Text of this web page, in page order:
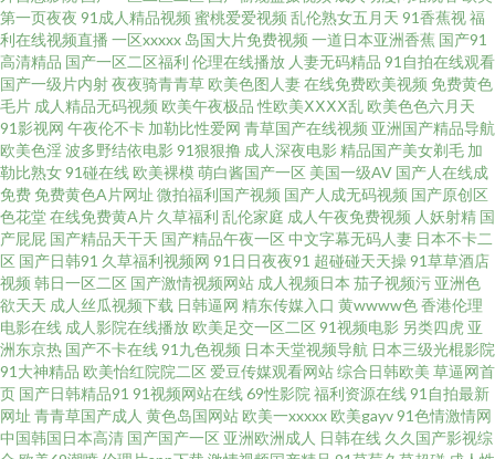
青草 国产亚洲欧美日朝成人 久久99精品视频 久久超碰福利 国产在线啪啪 超
碰在线搞99 91国内在线观看 午夜男福利Av 美女白絲18禁 国产一级九九久久
91网站永久免费看视频 新国产久久 久久成人欧美 92看看福利视频 91绯色视
频系列 亚洲色图28p 亚洲偷牌自拍 人人c人爽 欧美日在线 久久999 成人午夜
福利视频网 岛国AV一本道加勒比 91在线观看视频网站 91综合精品 91超在线
视频 亚洲色午夜 欧美性爱主站 老女人综合网 岛国AV一本道加勒比 东京热福
利电影在线 91国产精品传媒电影 91av国产在线播放 日韩最新AV 婷婷成人综
合网 少妇人妻一二三区 日韩精品自拍1 国产成人日本在线视频 后入丰满少妇
超碰人人人91 人妖自慰网站 黑丝美女 国产夫妻自拍A片 国产久久伊人精品在
第一页夜夜 91成人精品视频 蜜桃爱爱视频 乱伦熟女五月天 91香蕉视福
利在线视频直播 一区xxxxx 岛国大片免费视频 一道日本亚洲香蕉 国产91
高清精品 国产一区二区福利 伦理在线播放 人妻无码精品 91自拍在线观看
国产一级片内射夜夜骑青青草 欧美色图人妻在线免费欧美视频 免费黄色
毛片 成人精品无码视频 欧美午夜极品 性欧美ⅩⅩⅩⅩ乱 欧美色色六月天
91影视网 午夜伦不卡 加勒比性爱网 青草国产在线视频 亚洲国产精品导航
欧美色淫波多野结依电影 91狠狠撸 成人深夜电影 精品国产美女剃毛 加
勒比熟女91碰在线 欧美裸模 萌白酱国产一区 美国一级AV 国产人在线成
免费 免费黄色A片网址 微拍福利国产视频 国产人成无码视频 国产原创区
色花堂在线免费黄A片 久草福利 乱伦家庭 成人午夜免费视频 人妖射精 国
产屁屁 国产精品天干天 国产精品午夜一区 中文字幕无码人妻 日本不卡二
区 国产日韩91 久草福利视频网 91日日夜夜91 超碰碰天天操91草草酒店
视频 韩日一区二区 国产激情视频网站 成人视频日本 茄子视频污 亚洲色
欲天天 成人丝瓜视频下载 日韩逼网 精东传媒入口 黄wwww色香港伦理
电影在线 成人影院在线播放 欧美足交一区二区 91视频电影 另类四虎 亚
洲东京热 国产不卡在线91九色视频 日本天堂视频导航 日本三级光棍影院
91大神精品 欧美怡红院院二区 爱豆传媒观看网站综合日韩欧美 草逼网首
页 国产日韩精品91 91视频网站在线69性影院 福利资源在线91自拍最新
网址 青青草国产成人 黄色岛国网站 欧美一xxxxx 欧美gayv91色情激情网
中国韩国日本高清 国产国产一区 亚洲欧洲成人 日韩在线 久久国产影视综